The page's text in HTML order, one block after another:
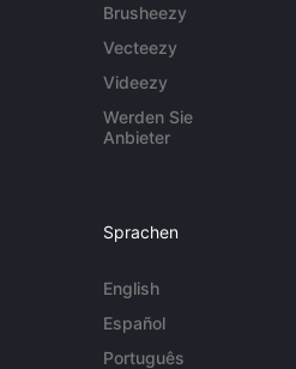
Brusheezy
Vecteezy
Videezy
Werden Sie
Anbieter
Sprachen
English
Español
Português